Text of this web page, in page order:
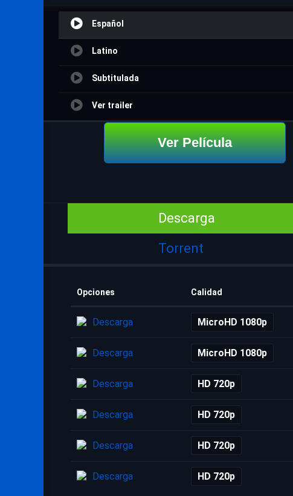
Español
Latino
Subtitulada
Ver trailer
Ver Película
Descarga
Torrent
Opciones Calidad
Descarga MicroHD 1080p
Descarga MicroHD 1080p
Descarga HD 720p
Descarga HD 720p
Descarga HD 720p
Descarga HD 720p